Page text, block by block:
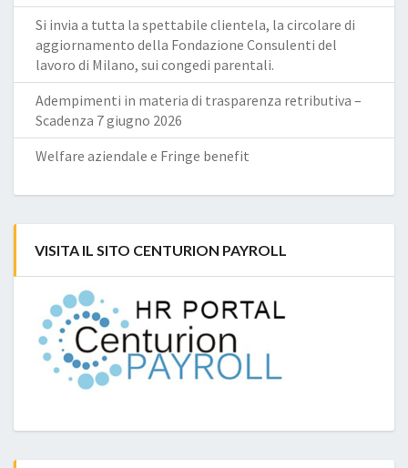
Si invia a tutta la spettabile clientela, la circolare di
aggiornamento della Fondazione Consulenti del
lavoro di Milano, sui congedi parentali.
Adempimenti in materia di trasparenza retributiva –
Scadenza 7 giugno 2026
Welfare aziendale e Fringe benefit
VISITA IL SITO CENTURION PAYROLL